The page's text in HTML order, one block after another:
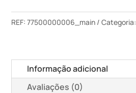
Durocin
REF:77500000006_main Categoria:
Informação adicional
Avaliações (0)